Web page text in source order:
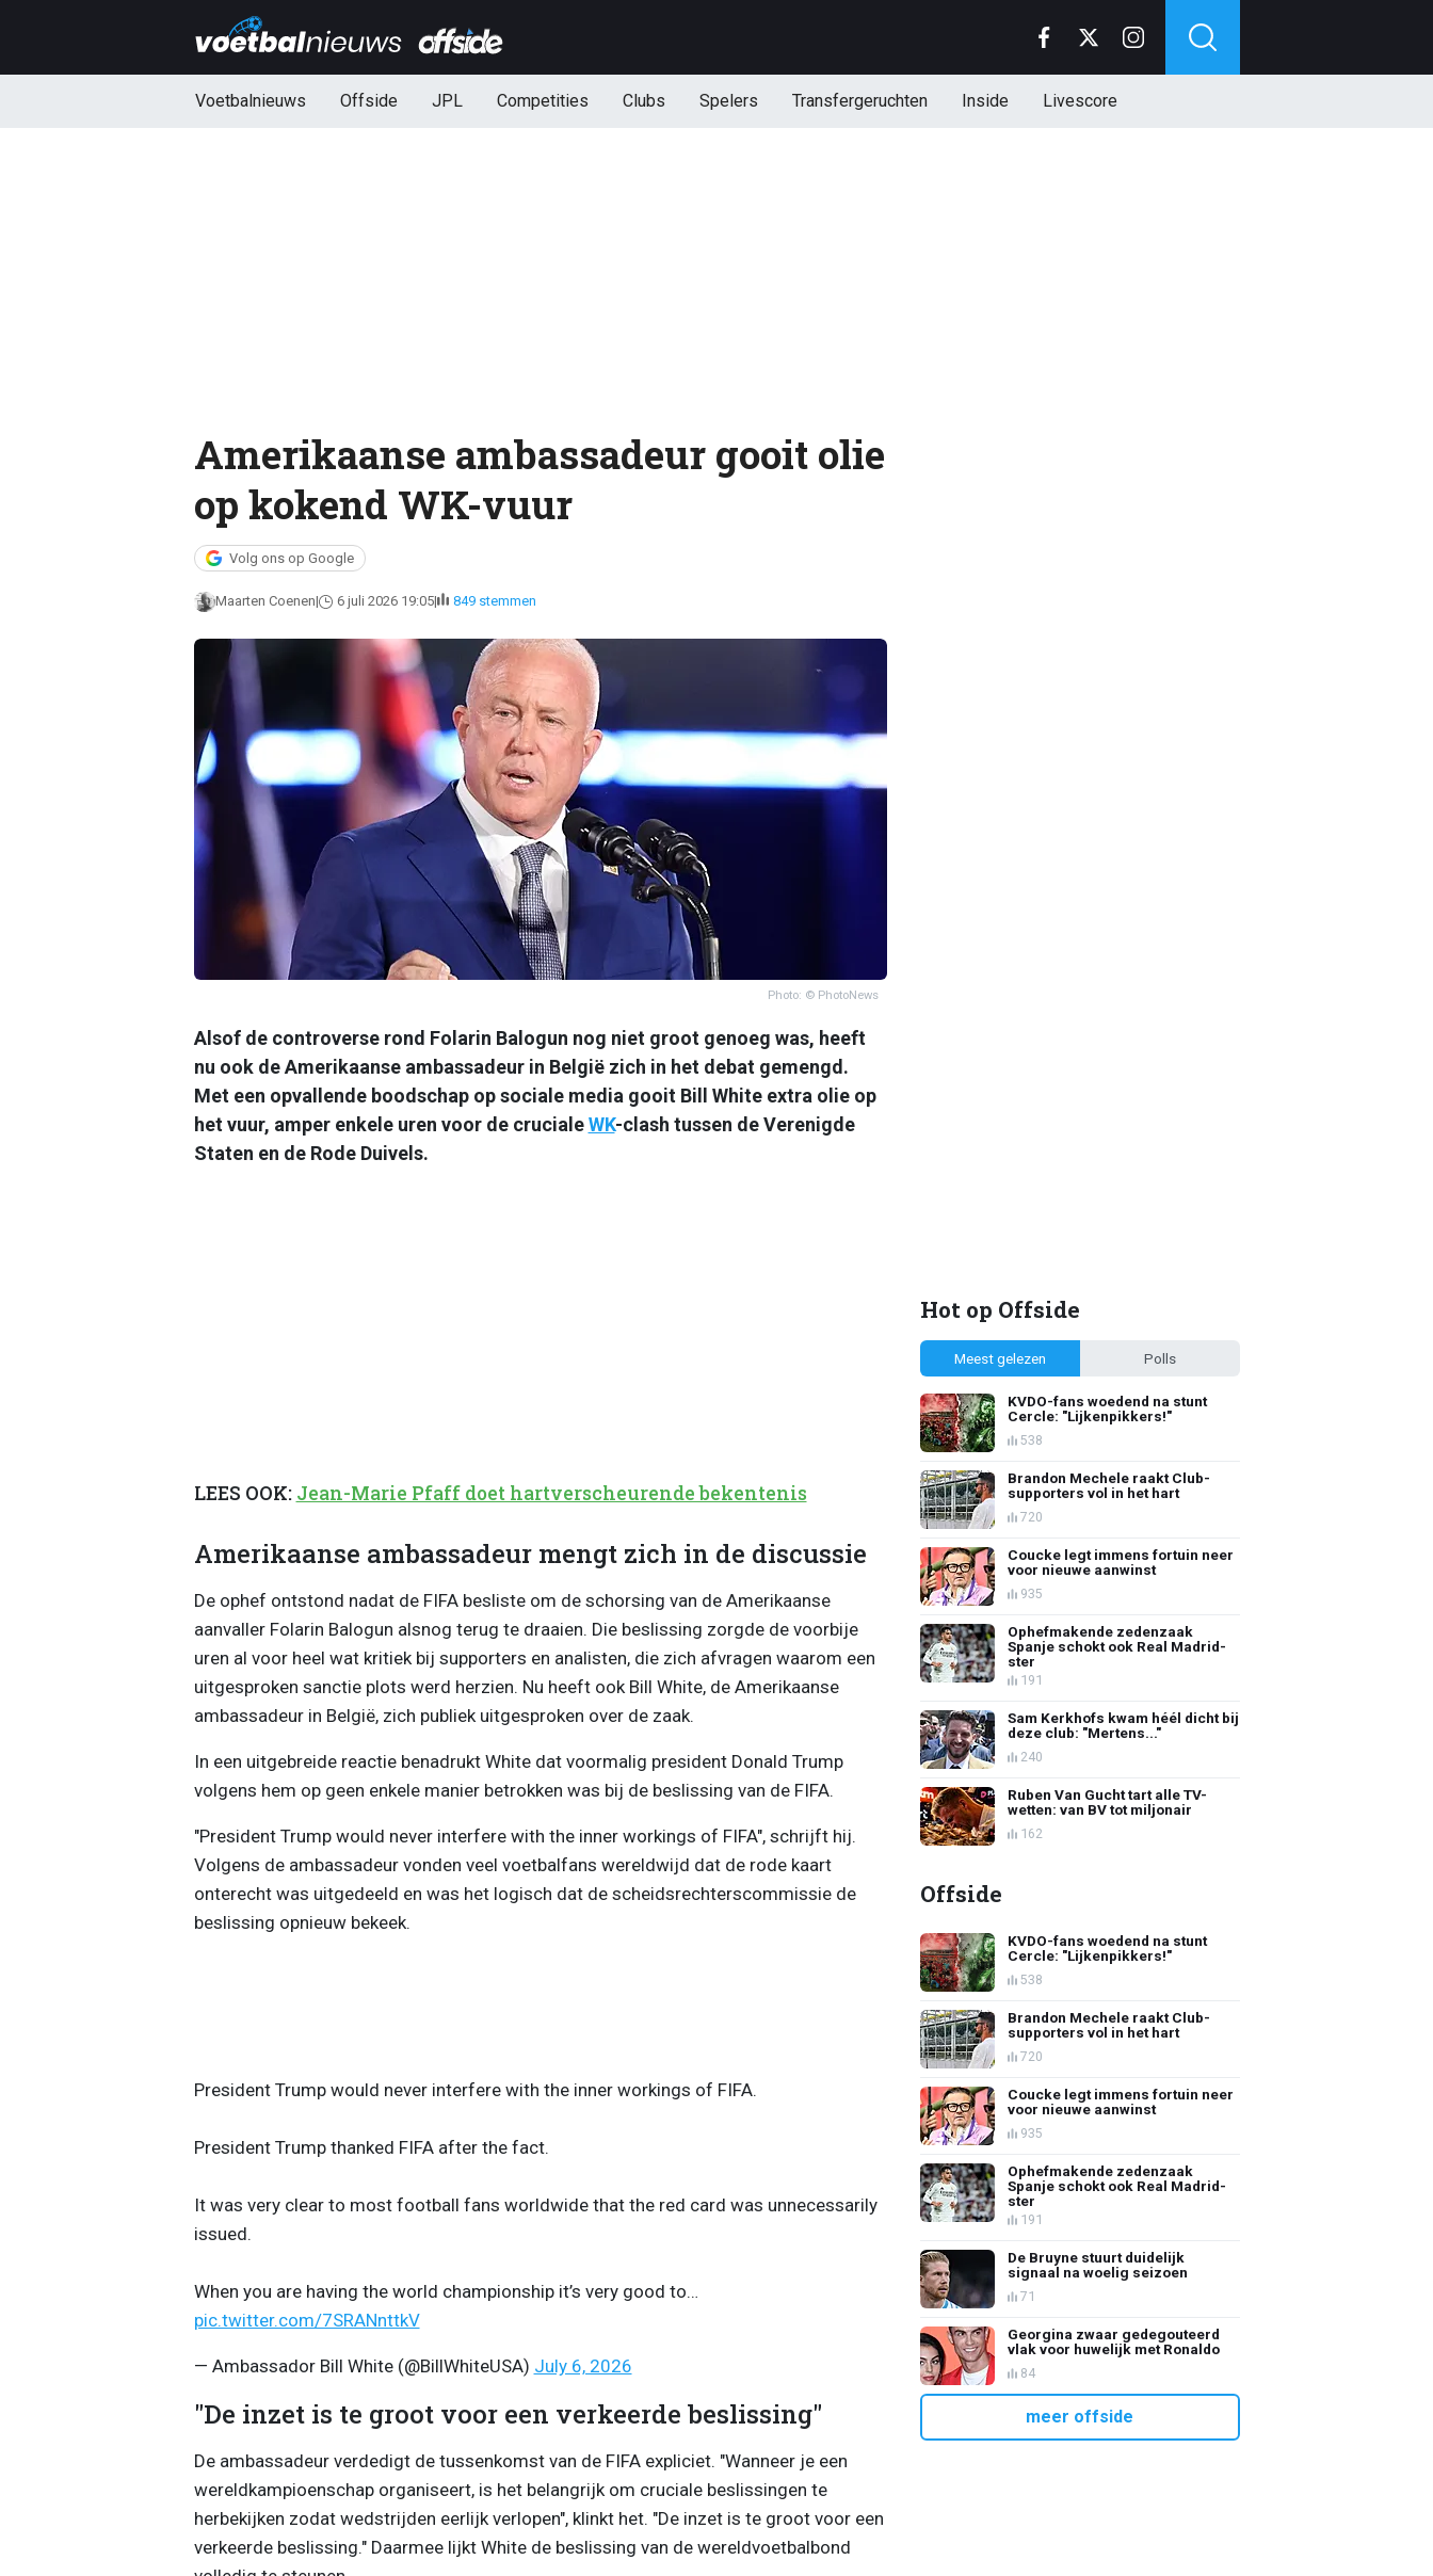
Voetbalnieuws Offside JPL Competities Clubs Spelers Transfergeruchten Inside Livescore
Amerikaanse ambassadeur gooit olie
op kokend WK-vuur
Volg ons op Google
Maarten Coenen 6 juli 2026 19:05 849 stemmen
Photo: © PhotoNews
Alsof de controverse rond Folarin Balogun nog niet groot genoeg was, heeft
nu ook de Amerikaanse ambassadeur in België zich in het debat gemengd.
Met een opvallende boodschap op sociale media gooit Bill White extra olie op
het vuur, amper enkele uren voor de crucialeWK-clash tussen de Verenigde
Staten en de Rode Duivels.
LEES OOK: Jean-Marie Pfaff doet hartverscheurende bekentenis
Amerikaanse ambassadeur mengt zich in de discussie
De ophef ontstond nadat de FIFA besliste om de schorsing van de Amerikaanse
aanvaller Folarin Balogun alsnog terug te draaien. Die beslissing zorgde de voorbije
uren al voor heel wat kritiek bij supporters en analisten, die zich afvragen waarom een
uitgesproken sanctie plots werd herzien. Nu heeft ook Bill White, de Amerikaanse
ambassadeur in België, zich publiek uitgesproken over de zaak.
In een uitgebreide reactie benadrukt White dat voormalig president Donald Trump
volgens hem op geen enkele manier betrokken was bij de beslissing van de FIFA.
"President Trump would never interfere with the inner workings of FIFA", schrijft hij.
Volgens de ambassadeur vonden veel voetbalfans wereldwijd dat de rode kaart
onterecht was uitgedeeld en was het logisch dat de scheidsrechterscommissie de
beslissing opnieuw bekeek.
President Trump would never interfere with the inner workings of FIFA.
President Trump thanked FIFA after the fact.
It was very clear to most football fans worldwide that the red card was unnecessarily
issued.
When you are having the world championship it’s very good to…
pic.twitter.com/7SRANnttkV
— Ambassador Bill White (@BillWhiteUSA) July 6, 2026
"De inzet is te groot voor een verkeerde beslissing"
De ambassadeur verdedigt de tussenkomst van de FIFA expliciet. "Wanneer je een
wereldkampioenschap organiseert, is het belangrijk om cruciale beslissingen te
herbekijken zodat wedstrijden eerlijk verlopen", klinkt het. "De inzet is te groot voor een
verkeerde beslissing." Daarmee lijkt White de beslissing van de wereldvoetbalbond
Hot op Offside
Meest gelezen Polls
KVDO-fans woedend na stunt
Cercle: "Lijkenpikkers!"
538
Brandon Mechele raakt Club-
supporters vol in het hart
720
Coucke legt immens fortuin neer
voor nieuwe aanwinst
935
Ophefmakende zedenzaak
Spanje schokt ook Real Madrid-
ster
191
Sam Kerkhofs kwam héél dicht bij
deze club: "Mertens..."
240
Ruben Van Gucht tart alle TV-
wetten: van BV tot miljonair
162
Offside
KVDO-fans woedend na stunt
Cercle: "Lijkenpikkers!"
538
Brandon Mechele raakt Club-
supporters vol in het hart
720
Coucke legt immens fortuin neer
voor nieuwe aanwinst
935
Ophefmakende zedenzaak
Spanje schokt ook Real Madrid-
ster
191
De Bruyne stuurt duidelijk
signaal na woelig seizoen
71
Georgina zwaar gedegouteerd
vlak voor huwelijk met Ronaldo
84
meer offside